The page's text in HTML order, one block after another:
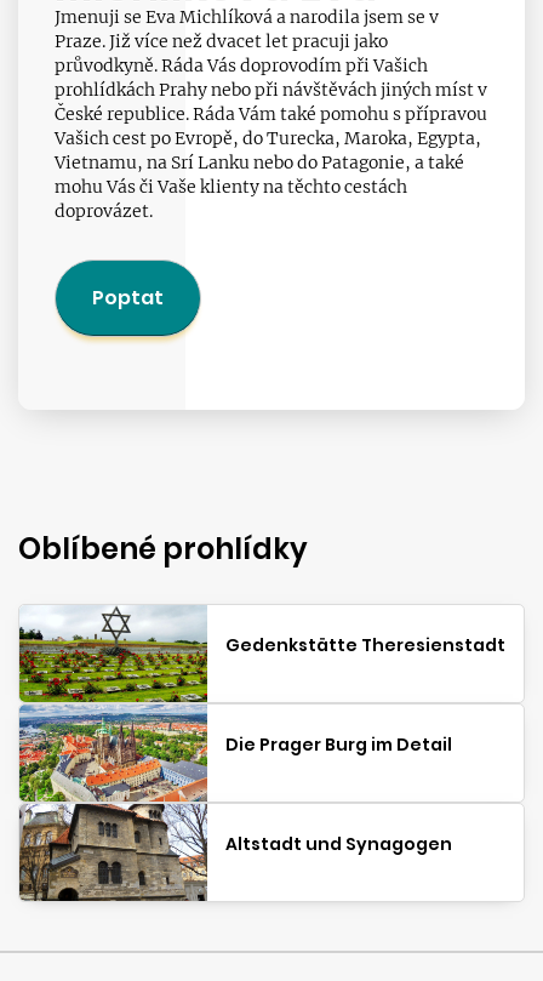
Jmenuji se Eva Michlíková a narodila jsem se v
Praze. Již více než dvacet let pracuji jako
průvodkyně. Ráda Vás doprovodím při Vašich
prohlídkách Prahy nebo při návštěvách jiných míst v
České republice. Ráda Vám také pomohu s přípravou
Vašich cest po Evropě, do Turecka, Maroka, Egypta,
Vietnamu, na Srí Lanku nebo do Patagonie, a také
mohu Vás či Vaše klienty na těchto cestách
doprovázet.
Poptat
Oblíbené prohlídky
Gedenkstätte Theresienstadt
Die Prager Burg im Detail
Altstadt und Synagogen